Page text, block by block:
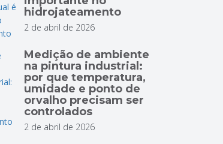
hidrojateamento
2 de abril de 2026
Medição de ambiente
na pintura industrial:
por que temperatura,
umidade e ponto de
orvalho precisam ser
controlados
2 de abril de 2026